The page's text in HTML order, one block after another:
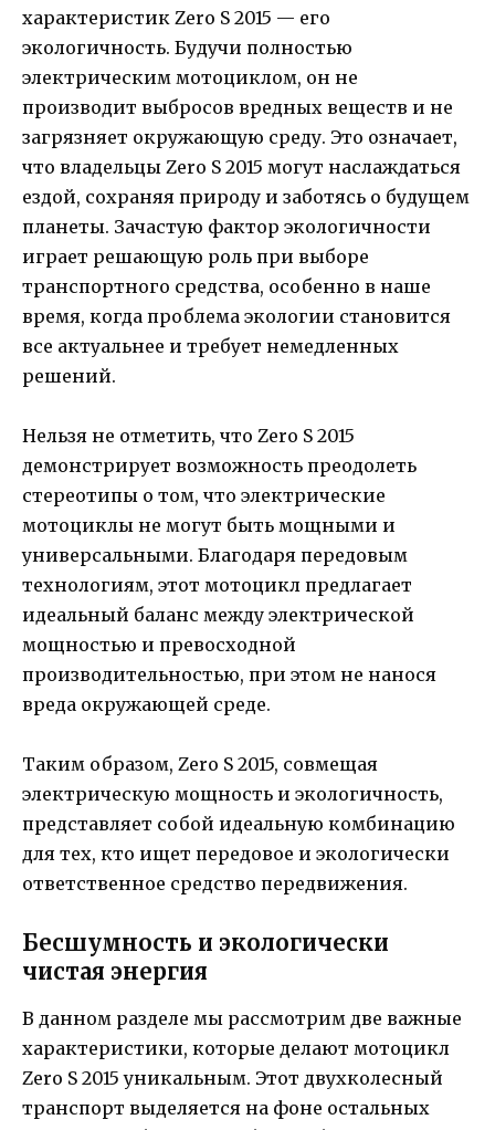
характеристик Zero S 2015 — его
экологичность. Будучи полностью
электрическим мотоциклом, он не
производит выбросов вредных веществ и не
загрязняет окружающую среду. Это означает,
что владельцы Zero S 2015 могут наслаждаться
ездой, сохраняя природу и заботясь о будущем
планеты. Зачастую фактор экологичности
играет решающую роль при выборе
транспортного средства, особенно в наше
время, когда проблема экологии становится
все актуальнее и требует немедленных
решений.
Нельзя не отметить, что Zero S 2015
демонстрирует возможность преодолеть
стереотипы о том, что электрические
мотоциклы не могут быть мощными и
универсальными. Благодаря передовым
технологиям, этот мотоцикл предлагает
идеальный баланс между электрической
мощностью и превосходной
производительностью, при этом не нанося
вреда окружающей среде.
Таким образом, Zero S 2015, совмещая
электрическую мощность и экологичность,
представляет собой идеальную комбинацию
для тех, кто ищет передовое и экологически
ответственное средство передвижения.
Бесшумность и экологически
чистая энергия
В данном разделе мы рассмотрим две важные
характеристики, которые делают мотоцикл
Zero S 2015 уникальным. Этот двухколесный
транспорт выделяется на фоне остальных